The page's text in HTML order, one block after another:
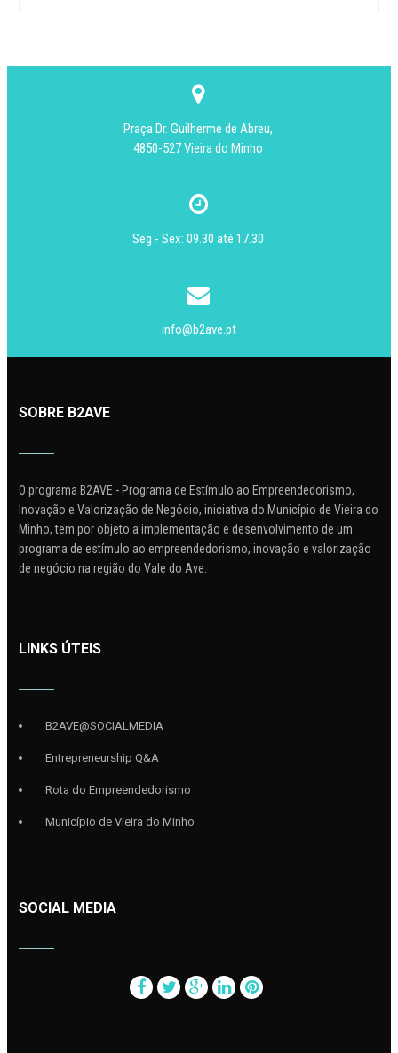
Praça Dr. Guilherme de Abreu,
4850-527 Vieira do Minho
Seg - Sex: 09.30 até 17.30
info@b2ave.pt
SOBRE B2AVE
O programa B2AVE - Programa de Estímulo ao Empreendedorismo,
Inovação e Valorização de Negócio, iniciativa do Município de Vieira do
Minho, tem por objeto a implementação e desenvolvimento de um
programa de estímulo ao empreendedorismo, inovação e valorização
de negócio na região do Vale do Ave.
LINKS ÚTEIS
B2AVE@SOCIALMEDIA
Entrepreneurship Q&A
Rota do Empreendedorismo
Município de Vieira do Minho
SOCIAL MEDIA